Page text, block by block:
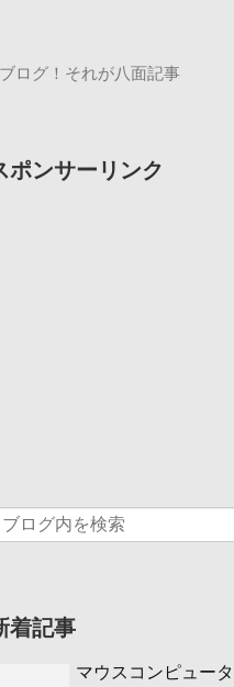
ログ！それが八面記事
ポンサーリンク
着記事
マウスコンピュー